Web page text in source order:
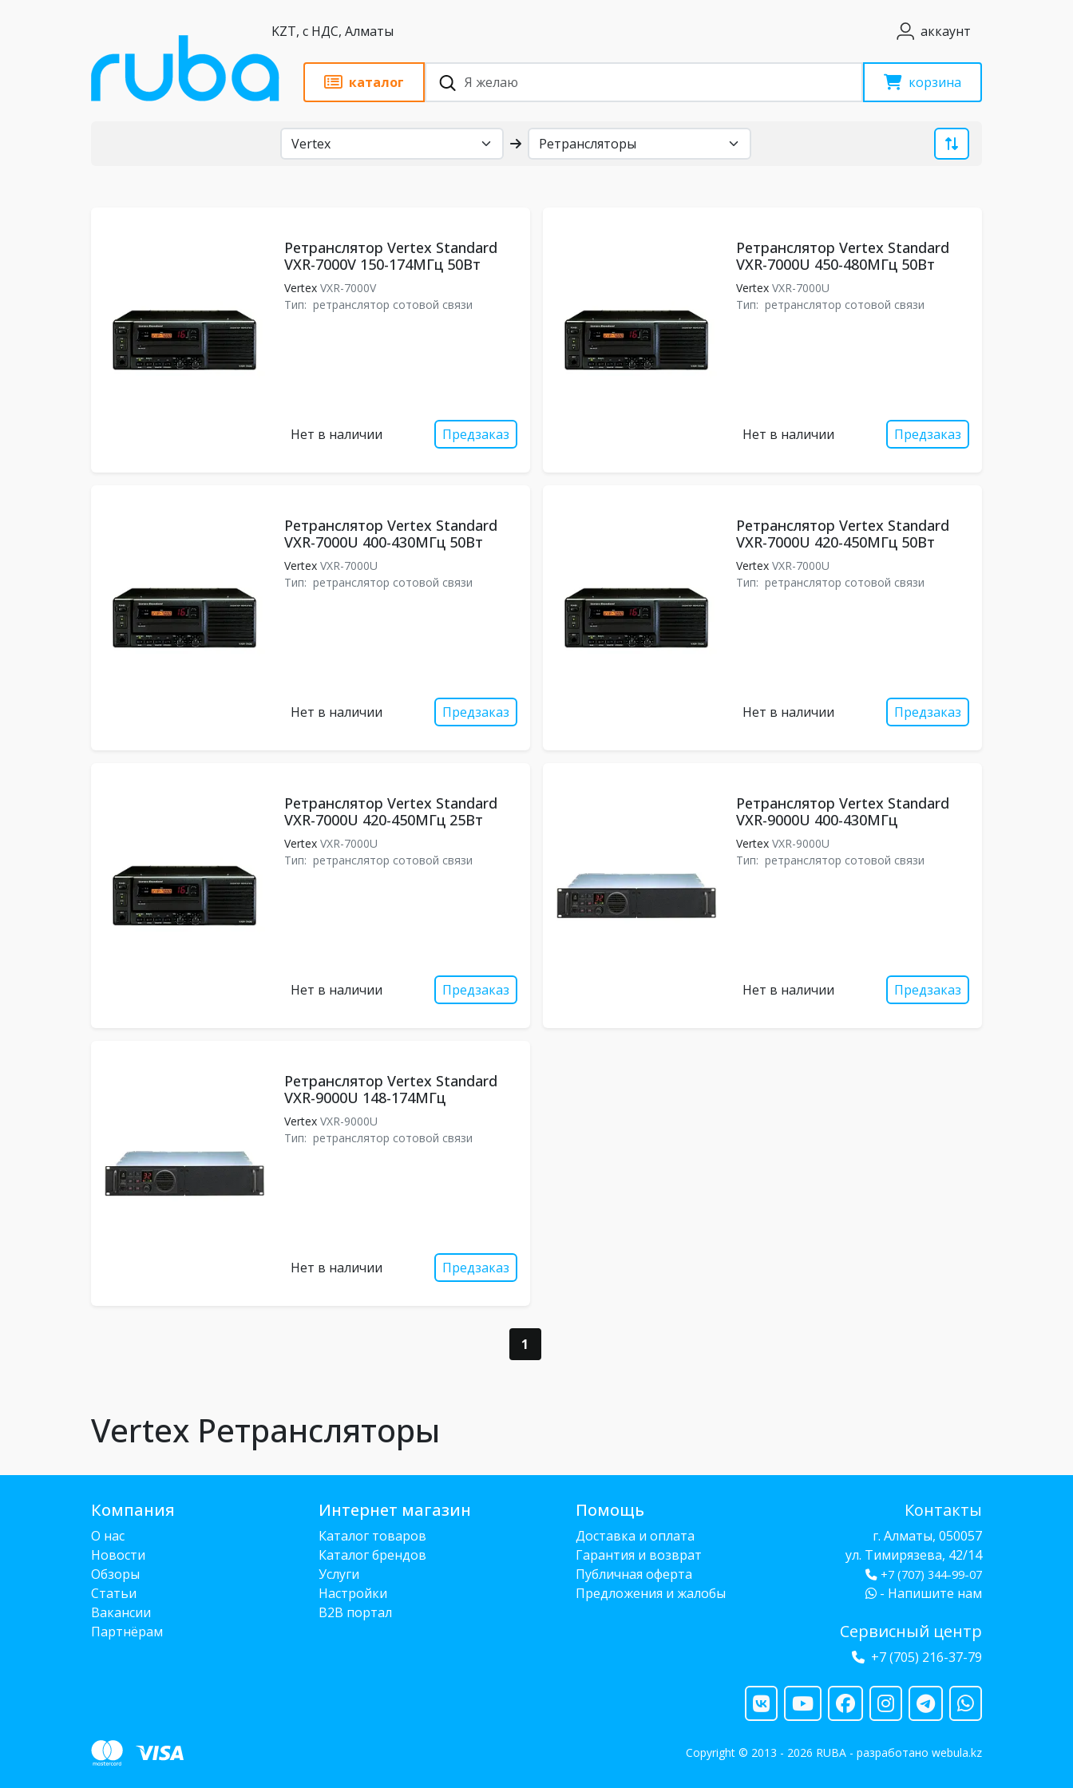
KZT, с НДС, Алматы аккаунт
каталог корзина
Ретранслятор Vertex Standard
VXR-7000V 150-174МГц 50Вт
VertexVXR-7000V
Тип: ретранслятор сотовой связи
Нет в наличии Предзаказ
Ретранслятор Vertex Standard
VXR-7000U 450-480МГц 50Вт
VertexVXR-7000U
Тип: ретранслятор сотовой связи
Нет в наличии Предзаказ
Ретранслятор Vertex Standard
VXR-7000U 400-430МГц 50Вт
VertexVXR-7000U
Тип: ретранслятор сотовой связи
Нет в наличии Предзаказ
Ретранслятор Vertex Standard
VXR-7000U 420-450МГц 50Вт
VertexVXR-7000U
Тип: ретранслятор сотовой связи
Нет в наличии Предзаказ
Ретранслятор Vertex Standard
VXR-7000U 420-450МГц 25Вт
VertexVXR-7000U
Тип: ретранслятор сотовой связи
Нет в наличии Предзаказ
Ретранслятор Vertex Standard
VXR-9000U 400-430МГц
VertexVXR-9000U
Тип: ретранслятор сотовой связи
Нет в наличии Предзаказ
Ретранслятор Vertex Standard
VXR-9000U 148-174МГц
VertexVXR-9000U
Тип: ретранслятор сотовой связи
Нет в наличии Предзаказ
1
Vertex Ретрансляторы
Компания
О нас
Новости
Обзоры
Статьи
Вакансии
Партнёрам
Интернет магазин
Каталог товаров
Каталог брендов
Услуги
Настройки
B2B портал
Помощь
Доставка и оплата
Гарантия и возврат
Публичная оферта
Предложения и жалобы
Контакты
г. Алматы, 050057
ул. Тимирязева, 42/14
+7 (707) 344-99-07
- Напишите нам
Сервисный центр
+7 (705) 216-37-79
Copyright © 2013 - 2026 RUBA - разработано webula.kz